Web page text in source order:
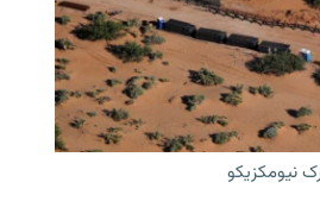
نیومکزیکو